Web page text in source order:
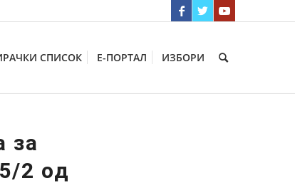
СПИСОК Е-ПОРТАЛ ИЗБОРИ
за
2 од